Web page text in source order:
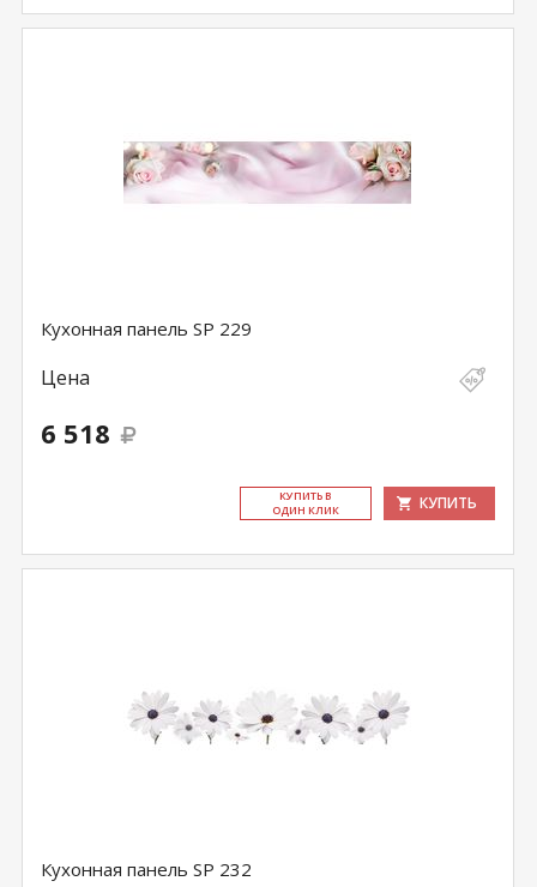
Кухонная панель SP 229
Цена
6 518
КУ­ПИТЬ В
ОДИН КЛИК
КУПИТЬ
Кухонная панель SP 232